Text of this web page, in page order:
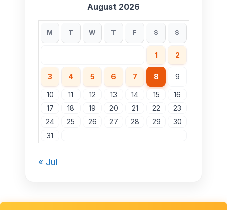
August 2026
M T W T F S S
1 2
3 4 5 6 7 8 9
10 11 12 13 14 15
16
17
18 19 20 21 22
23
24
25 26 27 28 29
30
31
« Jul